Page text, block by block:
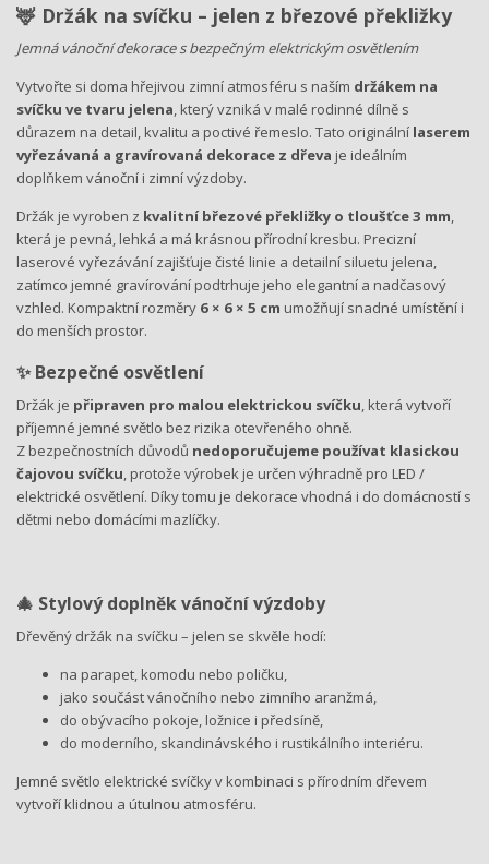
🦌 Držák na svíčku – jelen z březové překližky
Jemná vánoční dekorace s bezpečným elektrickým osvětlením
Vytvořte si doma hřejivou zimní atmosféru s naším držákem na
svíčku ve tvaru jelena , který vzniká v malé rodinné dílně s
důrazem na detail, kvalitu a poctivé řemeslo. Tato originální laserem
vyřezávaná a gravírovaná dekorace z dřeva je ideálním
doplňkem vánoční i zimní výzdoby.
Držák je vyroben z kvalitní březové překližky o tloušťce 3 mm
která je pevná, lehká a má krásnou přírodní kresbu. Precizní
laserové vyřezávání zajišťuje čisté linie a detailní siluetu jelena,
zatímco jemné gravírování podtrhuje jeho elegantní a nadčasový
vzhled. Kompaktní rozměry 6 × 6 × 5 cm umožňují snadné umístění i
do menších prostor.
✨ Bezpečné osvětlení
Držák je připraven pro malou elektrickou svíčku, která vytvoří
příjemné jemné světlo bez rizika otevřeného ohně.
Z bezpečnostních důvodů nedoporučujeme používat klasickou
čajovou svíčku, protože výrobek je určen výhradně pro LED /
elektrické osvětlení. Díky tomu je dekorace vhodná i do domácností s
dětmi nebo domácími mazlíčky.
🎄 Stylový doplněk vánoční výzdoby
Dřevěný držák na svíčku – jelen se skvěle hodí:
na parapet, komodu nebo poličku,
jako součást vánočního nebo zimního aranžmá,
do obývacího pokoje, ložnice i předsíně,
do moderního, skandinávského i rustikálního interiéru.
Jemné světlo elektrické svíčky v kombinaci s přírodním dřevem
vytvoří klidnou a útulnou atmosféru.